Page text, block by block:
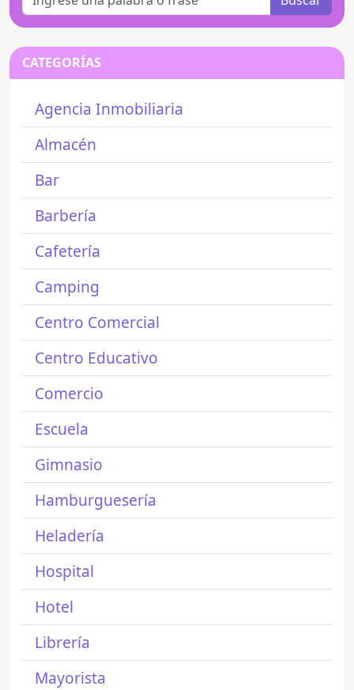
CATEGORÍAS
Agencia Inmobiliaria
Almacén
Bar
Barbería
Cafetería
Camping
Centro Comercial
Centro Educativo
Comercio
Escuela
Gimnasio
Hamburguesería
Heladería
Hospital
Hotel
Librería
Mayorista